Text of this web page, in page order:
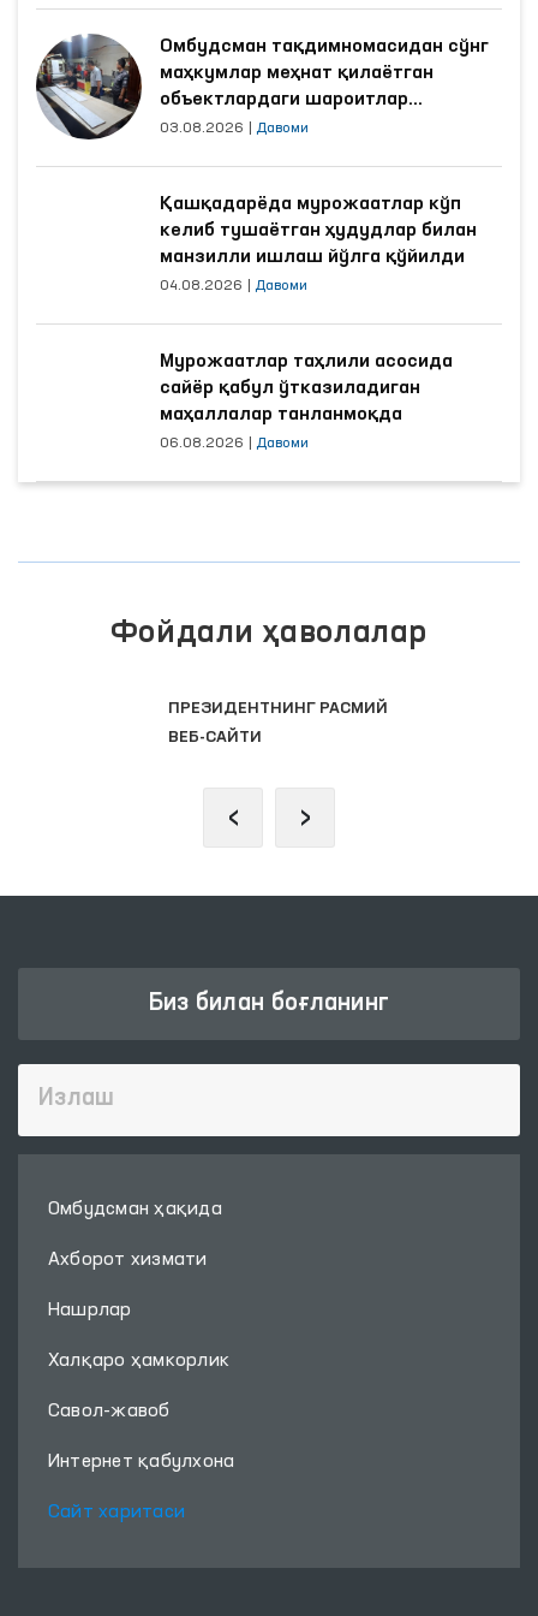
Омбудсман тақдимномасидан сўнг
маҳкумлар меҳнат қилаётган
объектлардаги шароитлар
яхшиланди
03.08.2026 Давоми
Қашқадарёда мурожаатлар кўп
келиб тушаётган ҳудудлар билан
манзилли ишлаш йўлга қўйилди
04.08.2026 Давоми
Мурожаатлар таҳлили асосида
сайёр қабул ўтказиладиган
маҳаллалар танланмоқда
06.08.2026 Давоми
Фойдали ҳаволалар
ОЛИЙ МАЖЛИС ҚОНУНЧИЛИК
‹ ›
Биз билан боғланинг
Омбудсман ҳақида
Ахборот хизмати
Нашрлар
Халқаро ҳамкорлик
Савол-жавоб
Интернет қабулхона
Сайт харитаси